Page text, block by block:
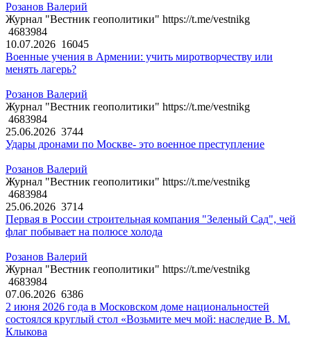
Розанов Валерий
Журнал "Вестник геополитики" https://t.me/vestnikg
4683984
10.07.2026 16045
Военные учения в Армении: учить миротворчеству или
менять лагерь?
Розанов Валерий
Журнал "Вестник геополитики" https://t.me/vestnikg
4683984
25.06.2026 3744
Удары дронами по Москве- это военное преступление
Розанов Валерий
Журнал "Вестник геополитики" https://t.me/vestnikg
4683984
25.06.2026 3714
Первая в России строительная компания "Зеленый Сад", чей
флаг побывает на полюсе холода
Розанов Валерий
Журнал "Вестник геополитики" https://t.me/vestnikg
4683984
07.06.2026 6386
2 июня 2026 года в Московском доме национальностей
состоялся круглый стол «Возьмите меч мой: наследие В. М.
Клыкова